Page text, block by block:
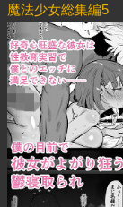
魔法少女総集編5